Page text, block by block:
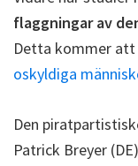
flaggningar av
Detta kommer
oskyldiga
Den
Patrick Breyer